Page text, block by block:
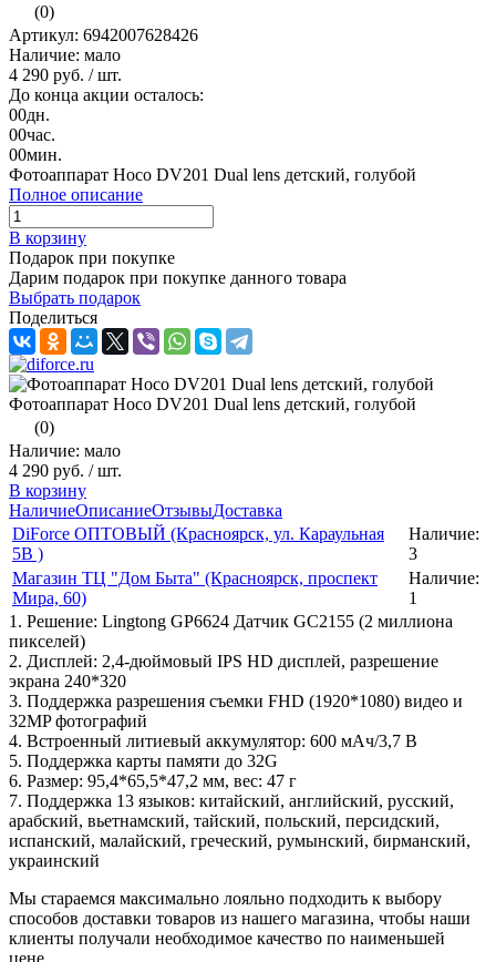
(0)
Артикул: 6942007628426
Наличие: мало
4 290 руб. / шт.
До конца акции осталось:
00дн.
00час.
00мин.
Фотоаппарат Hoco DV201 Dual lens детский, голубой
Полное описание
В корзину
Подарок при покупке
Дарим подарок при покупке данного товара
Выбрать подарок
Поделиться
Фотоаппарат Hoco DV201 Dual lens детский, голубой
(0)
Наличие: мало
4 290 руб. / шт.
В корзину
НаличиеОписаниеОтзывыДоставка
DiForce ОПТОВЫЙ (Красноярск, ул. Караульная
5B )
Наличие:
3
Магазин ТЦ "Дом Быта" (Красноярск, проспект
Мира, 60)
Наличие:
1
1. Решение: Lingtong GP6624 Датчик GC2155 (2 миллиона
пикселей)
2. Дисплей: 2,4-дюймовый IPS HD дисплей, разрешение
экрана 240*320
3. Поддержка разрешения съемки FHD (1920*1080) видео и
32MP фотографий
4. Встроенный литиевый аккумулятор: 600 мАч/3,7 В
5. Поддержка карты памяти до 32G
6. Размер: 95,4*65,5*47,2 мм, вес: 47 г
7. Поддержка 13 языков: китайский, английский, русский,
арабский, вьетнамский, тайский, польский, персидский,
испанский, малайский, греческий, румынский, бирманский,
украинский
Мы стараемся максимально лояльно подходить к выбору
способов доставки товаров из нашего магазина, чтобы наши
клиенты получали необходимое качество по наименьшей
цене.